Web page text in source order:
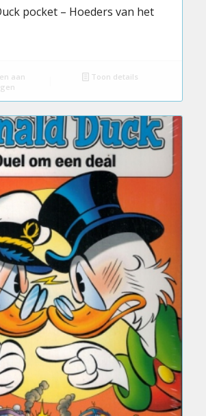
pocket – Hoeders van het
aan
Toon details